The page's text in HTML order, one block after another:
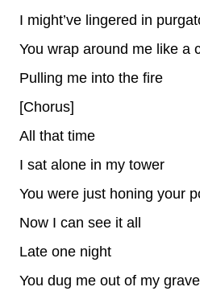
I might’ve lingered in
You wrap around me like a
Pulling me into the fire
[Chorus]
All that time
I sat alone in my tower
You were just honing your
Now I can see it all
Late one night
You dug me out of my grave